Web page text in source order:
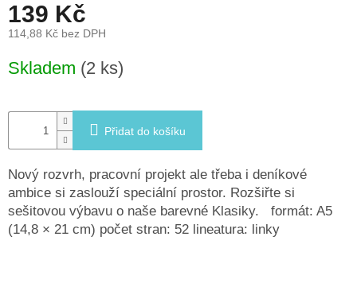
Přihlášení
139 Kč
114,88 Kč bez DPH
cena:
Skladem (2 ks)
Přidat do košíku
Nový rozvrh, pracovní projekt ale třeba i deníkové
ambice si zaslouží speciální prostor. Rozšiřte si
sešitovou výbavu o naše barevné Klasiky. formát: A5
(14,8 × 21 cm) počet stran: 52 lineatura: linky